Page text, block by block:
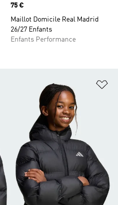
Prix
75 €
Maillot Domicile Real Madrid
26/27 Enfants
Enfants Performance